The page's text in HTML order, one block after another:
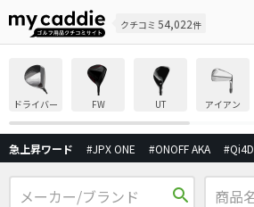
クチコミ 54,022件
ドライバー FW UT アイアン
急上昇ワード #JPX ONE #ONOFF AKA #Qi4D
search